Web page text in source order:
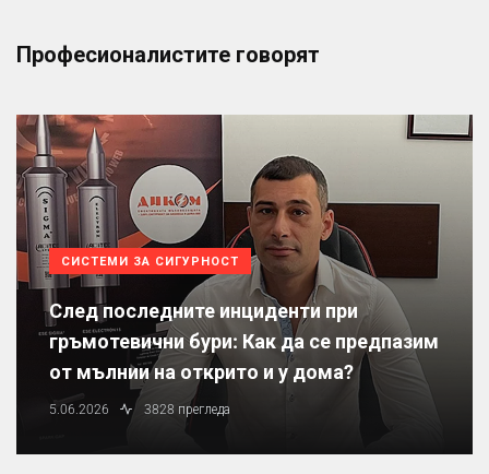
Професионалистите говорят
СИСТЕМИ ЗА СИГУРНОСТ
След последните инциденти при
гръмотевични бури: Как да се предпазим
от мълнии на открито и у дома?
5.06.2026 3828 прегледа